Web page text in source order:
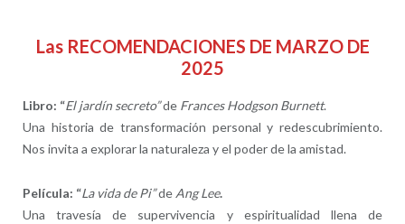
Las RECOMENDACIONES DE MARZO DE
2025
Libro: “El jardín secreto”de Frances Hodgson Burnett.
Una historia de transformación personal y redescubrimiento.
Nos invita a explorar la naturaleza y el poder de la amistad.
Película: “La vida de Pi”de Ang Lee.
Una travesía de supervivencia y espiritualidad llena de